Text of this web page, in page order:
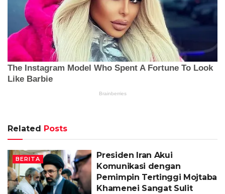
Related Posts
BERITA
Presiden Iran Akui
Komunikasi dengan
Pemimpin Tertinggi Mojtaba
Khamenei Sangat Sulit